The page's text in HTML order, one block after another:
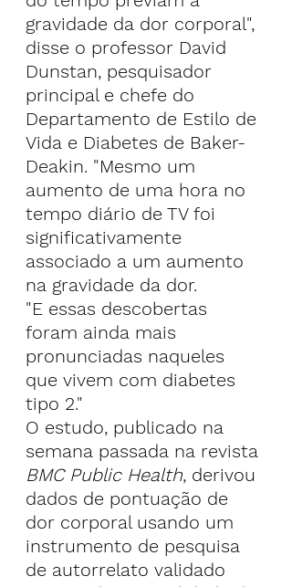
gravidade da dor corporal",
disse o professor David
Dunstan, pesquisador
principal e chefe do
Departamento de Estilo de
Vida e Diabetes de Baker-
Deakin. "Mesmo um
aumento de uma hora no
tempo diário de TV foi
significativamente
associado a um aumento
na gravidade da dor.
"E essas descobertas
foram ainda mais
pronunciadas naqueles
que vivem com diabetes
tipo 2."
O estudo, publicado na
semana passada na revista
BMC Public Health, derivou
dados de pontuação de
dor corporal usando um
instrumento de pesquisa
de autorrelato validado